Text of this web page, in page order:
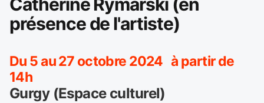
Catherine Rymarski (en
présence de l'artiste)
Du 5 au 27 octobre 2024 à partir de
14h
Gurgy (Espace culturel)